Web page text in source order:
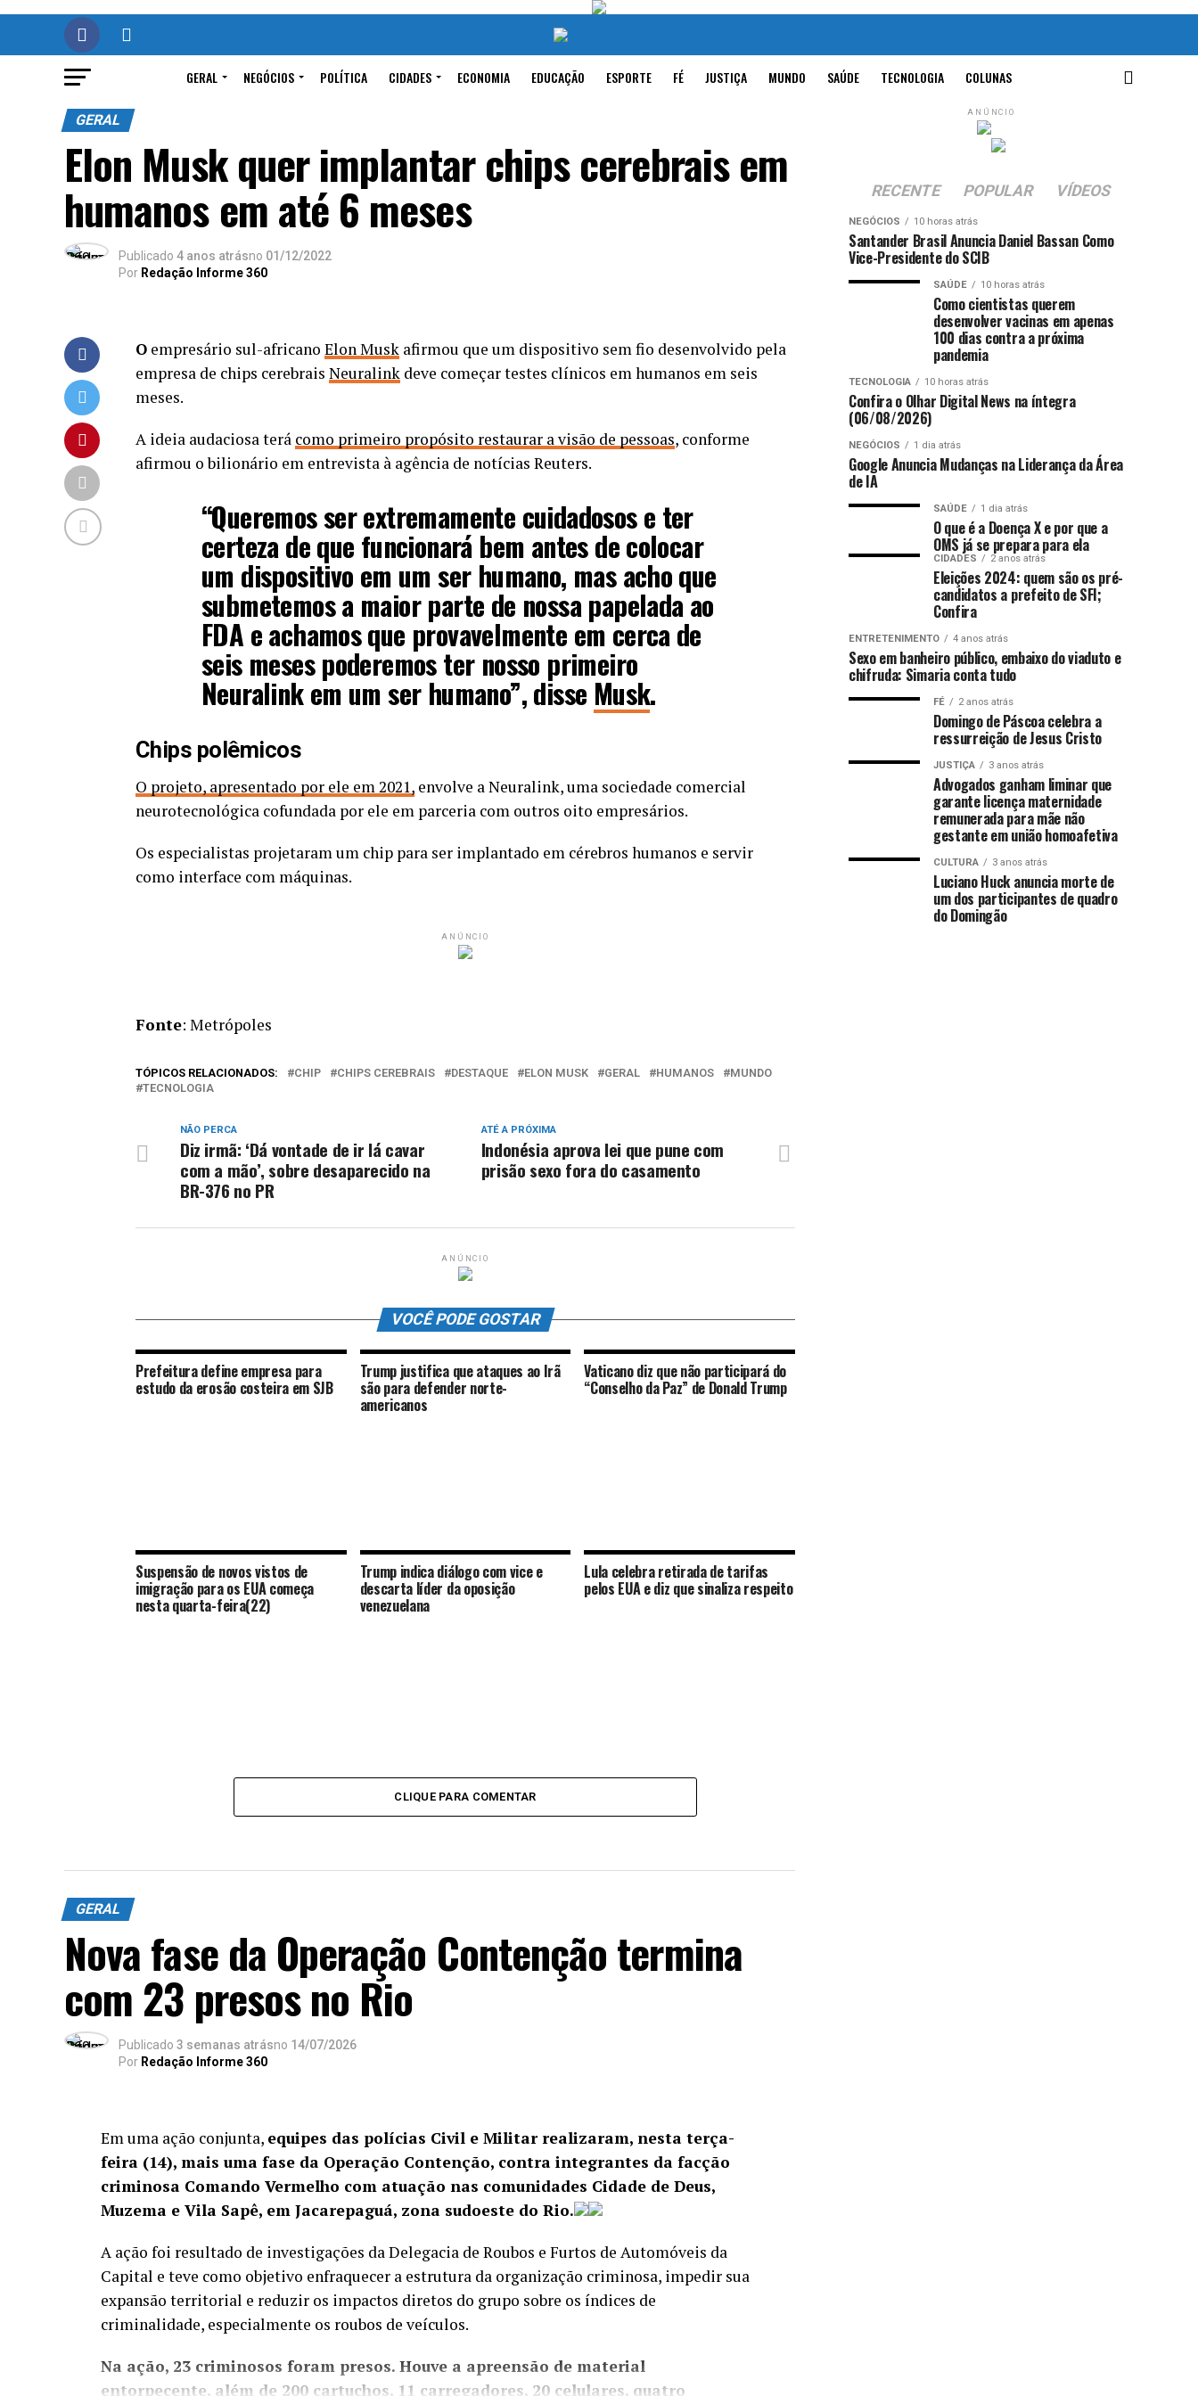
GERAL NEGÓCIOS POLÍTICA CIDADES ECONOMIA EDUCAÇÃO ESPORTE FÉ JUSTIÇA MUNDO SAÚDE TECNOLOGIA COLUNAS
GERAL
Elon Musk quer implantar chips cerebrais em
humanos em até 6 meses
Publicado 4 anos atrásno 01/12/2022
Por Redação Informe 360
O empresário sul-africano Elon Musk afirmou que um dispositivo sem fio desenvolvido pela
empresa de chips cerebrais Neuralink deve começar testes clínicos em humanos em seis
meses.
A ideia audaciosa terá como primeiro propósito restaurar a visão de pessoas, conforme
afirmou o bilionário em entrevista à agência de notícias Reuters.
“Queremos ser extremamente cuidadosos e ter
certeza de que funcionará bem antes de colocar
um dispositivo em um ser humano, mas acho que
submetemos a maior parte de nossa papelada ao
FDA e achamos que provavelmente em cerca de
seis meses poderemos ter nosso primeiro
Neuralink em um ser humano”, disse Musk.
Chips polêmicos
O projeto, apresentado por ele em 2021, envolve a Neuralink, uma sociedade comercial
neurotecnológica cofundada por ele em parceria com outros oito empresários.
Os especialistas projetaram um chip para ser implantado em cérebros humanos e servir
como interface com máquinas.
ANÚNCIO
Fonte: Metrópoles
TÓPICOS RELACIONADOS: CHIP CHIPS CEREBRAIS DESTAQUE ELON MUSK GERAL HUMANOS
MUNDO
TECNOLOGIA
ATÉ A PRÓXIMA
Indonésia aprova lei que pune com
prisão sexo fora do casamento
NÃO PERCA
Diz irmã: ‘Dá vontade de ir lá cavar
com a mão’, sobre desaparecido na
BR-376 no PR
ANÚNCIO
VOCÊ PODE GOSTAR
Prefeitura define empresa para
estudo da erosão costeira em SJB
Trump justifica que ataques ao Irã
são para defender norte-
americanos
Vaticano diz que não participará do
“Conselho da Paz” de Donald Trump
Suspensão de novos vistos de
imigração para os EUA começa
nesta quarta-feira(22)
Trump indica diálogo com vice e
descarta líder da oposição
venezuelana
Lula celebra retirada de tarifas
pelos EUA e diz que sinaliza respeito
CLIQUE PARA COMENTAR
GERAL
Nova fase da Operação Contenção termina
com 23 presos no Rio
Publicado 3 semanas atrásno 14/07/2026
Por Redação Informe 360
Em uma ação conjunta, equipes das polícias Civil e Militar realizaram, nesta terça-
feira (14), mais uma fase da Operação Contenção, contra integrantes da facção
criminosa Comando Vermelho com atuação nas comunidades Cidade de Deus,
Muzema e Vila Sapê, em Jacarepaguá, zona sudoeste do Rio.
A ação foi resultado de investigações da Delegacia de Roubos e Furtos de Automóveis da
Capital e teve como objetivo enfraquecer a estrutura da organização criminosa, impedir sua
expansão territorial e reduzir os impactos diretos do grupo sobre os índices de
criminalidade, especialmente os roubos de veículos.
Na ação, 23 criminosos foram presos. Houve a apreensão de material
entorpecente, além de 200 cartuchos, 11 carregadores, 20 celulares, quatro
ANÚNCIO
RECENTE POPULAR VÍDEOS
NEGÓCIOS 10 horas atrás
Santander Brasil Anuncia Daniel Bassan Como
Vice-Presidente do SCIB
SAÚDE 10 horas atrás
Como cientistas querem
desenvolver vacinas em apenas
100 dias contra a próxima
pandemia
TECNOLOGIA 10 horas atrás
Confira o Olhar Digital News na íntegra
(06/08/2026)
NEGÓCIOS 1 dia atrás
Google Anuncia Mudanças na Liderança da Área
de IA
SAÚDE 1 dia atrás
O que é a Doença X e por que a
OMS já se prepara para ela
CIDADES 2 anos atrás
Eleições 2024: quem são os pré-
candidatos a prefeito de SFI;
Confira
ENTRETENIMENTO 4 anos atrás
Sexo em banheiro público, embaixo do viaduto e
chifruda: Simaria conta tudo
FÉ 2 anos atrás
Domingo de Páscoa celebra a
ressurreição de Jesus Cristo
JUSTIÇA 3 anos atrás
Advogados ganham liminar que
garante licença maternidade
remunerada para mãe não
gestante em união homoafetiva
CULTURA 3 anos atrás
Luciano Huck anuncia morte de
um dos participantes de quadro
do Domingão